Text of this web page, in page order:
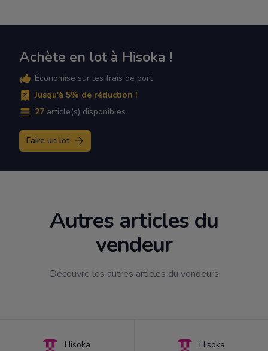
Achète en lot à Hisoka !
Économise sur les frais de port
Jusqu'à 5% de réduction !
27 article(s) disponibles
Faire un lot
Autres articles du
vendeur
Découvre les autres articles du vendeurs
Hisoka Hisoka